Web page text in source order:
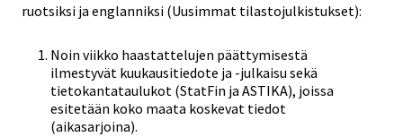
ruotsiksi ja englanniksi (Uusimmat tilastojulkistukset):
Noin viikko haastattelujen päättymisestä
ilmestyvät kuukausitiedote ja -julkaisu sekä
tietokantataulukot (StatFin ja ASTIKA), joissa
esitetään koko maata koskevat tiedot
(aikasarjoina).